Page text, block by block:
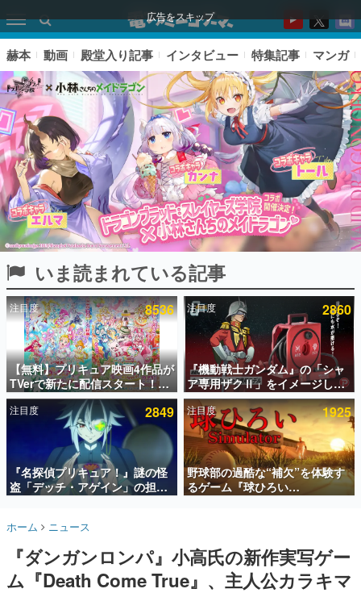
広告をスキップ
ピックアップ
電ファミのいま読まれている記事ランキング
アプリセール情報
インタビュー
連載・特集一覧
殿堂入り記事
SNS拡散数が数千以上！ ページビュー数万以上！ などな
ど。多くの人々に読まれた、電ファミ渾身の“殿堂入り”記
事をまとめました。
名作ゲームクリエイターの方々に製作時のエピソードをお
きます。
赫本
赫本 動画 殿堂入り記事 インタビュー 特集記事 マンガ
いま読まれている記事
注目度 8536
【無料】プリキュア映画4作品が
TVerで新たに配信スタート！な
んと2018年～2024年の映画ほぼ
すべてが見放題に、ぶっちゃけ
ありえないラインナップ
注目度 2860
『機動戦士ガンダム』の「シャ
ア専用ザクⅡ」をイメージした
散水ホースリールが予約開始。
本体にはシャアのパーソナルマ
ークやジオン公国軍のエンブレ
ム、型式番号などを配置
注目度 2849
『名探偵プリキュア！』謎の怪
盗「デッチ・アゲイン」の担当
キャストは天﨑滉平さんと判
界生活』オットー役、『ヒプノ
注目度 1925
野球部の過酷な“補欠”を体験す
るゲーム『球ひろい
Simulator』が「1件」のウィッ
ダム・カム』開発元やチェコの
プロ野球選手から称賛の声
ホーム ニュース
『ダンガンロンパ』小高氏の新作実写ゲー
ム『Death Come True』、主人公カラキマ